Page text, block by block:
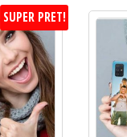
SUPER PRET!